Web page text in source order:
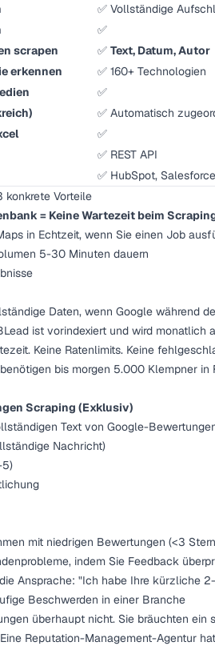
✅ Vollständige
✅
scrapen
✅ Text, Datum, Autor
erkennen
✅ 160+ Technologien
✅
✅ Automatisch
✅
✅ REST API
✅ HubSpot, Salesforce
konkrete Vorteile
= Keine Wartezeit beim
in Echtzeit, wenn Sie einen Job
5-30 Minuten dauern
Daten, wenn Google während
ist vorindexiert und wird monatlich
Keine Ratenlimits. Keine
bis morgen 5.000 Klempner
Scraping (Exklusiv)
Text von Google-
Nachricht)
5)
mit niedrigen Bewertungen (<3
indem Sie Feedback
Ansprache: "Ich habe Ihre kürzliche
Beschwerden in einer Branche
überhaupt nicht. Sie bräuchten ein
Reputation-Management-Agentur